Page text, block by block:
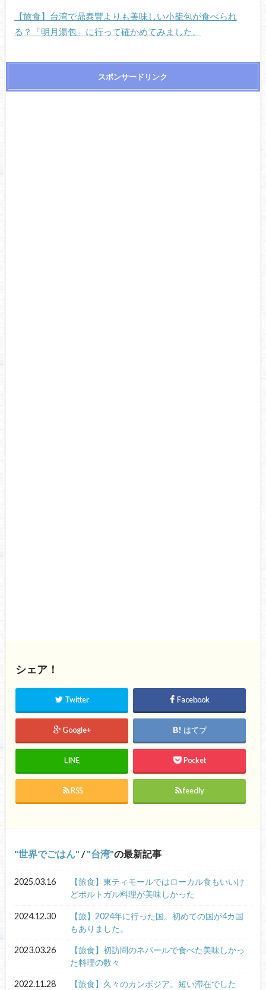
【旅食】台湾で鼎泰豐よりも美味しい小籠包が食べられ
る？「明月湯包」に行って確かめてみました。
スポンサードリンク
シェア！
Twitter Facebook
Google+ はてブ
LINE Pocket
RSS feedly
世界でごはん / 台湾 の最新記事
2025.03.16
【旅食】東ティモールではローカル食もいいけ
どポルトガル料理が美味しかった
2024.12.30
【旅】2024年に行った国。初めての国が4カ国
もありました。
2023.03.26
【旅食】初訪問のネパールで食べた美味しかっ
た料理の数々
2022.11.28
【旅食】久々のカンボジア。短い滞在でした